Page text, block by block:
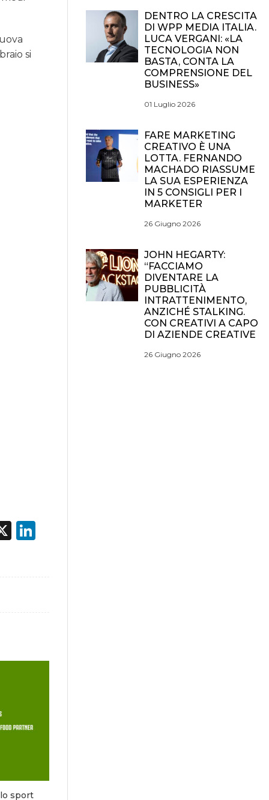
si
X LinkedIn
sport
DENTRO LA CRESCITA
DI WPP MEDIA ITALIA.
LUCA VERGANI: «LA
TECNOLOGIA NON
BASTA, CONTA LA
COMPRENSIONE DEL
BUSINESS»
01 Luglio 2026
FARE MARKETING
CREATIVO È UNA
LOTTA. FERNANDO
MACHADO RIASSUME
LA SUA ESPERIENZA
IN 5 CONSIGLI PER I
MARKETER
26 Giugno 2026
JOHN HEGARTY:
“FACCIAMO
DIVENTARE LA
PUBBLICITÀ
INTRATTENIMENTO,
ANZICHÉ STALKING.
CON CREATIVI A CAPO
DI AZIENDE CREATIVE
26 Giugno 2026